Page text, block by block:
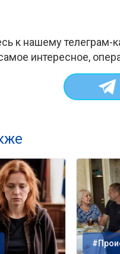
к нашему телеграм-
интересное,